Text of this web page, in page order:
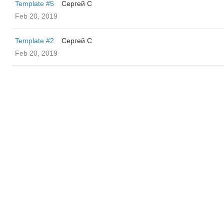
Template #5
Сергей С
Feb 20, 2019
Template #2
Сергей С
Feb 20, 2019